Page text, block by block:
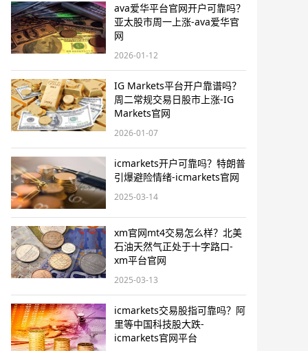
ava爱华平台官网开户可靠吗？
亚太股市周一上涨-ava爱华官
网
2026-01-12
IG Markets平台开户靠谱吗？
周二常规交易日股市上涨-IG
Markets官网
2026-01-07
icmarkets开户可靠吗？特朗普
引爆避险情绪-icmarkets官网
2025-03-14
xm官网mt4交易怎么样？北美
石油天然气正处于十字路口-
xm平台官网
2025-03-13
icmarkets交易股指可靠吗？阿
里等中国科技股大跌-
icmarkets官网平台